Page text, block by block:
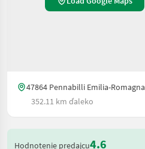
47864 Pennabilli Emilia-Romagna
352.11 km ďaleko
Hodnotenie predajcu4.6